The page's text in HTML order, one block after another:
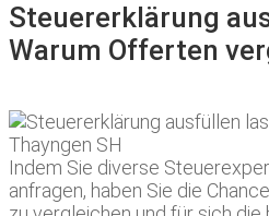
Steuererklärung
Warum Offerten
Indem Sie diverse
anfragen, haben Sie die